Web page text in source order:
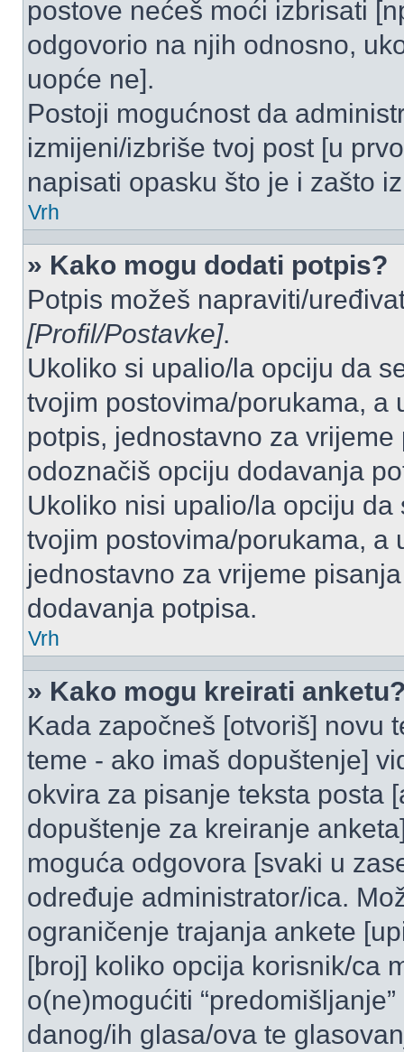
postove nećeš moći izbrisati
odgovorio na njih odnosno,
uopće ne].
Postoji mogućnost da
izmijeni/izbriše tvoj post [u
napisati opasku što je i zašto
Vrh
» Kako mogu dodati potpis?
Potpis možeš napraviti/
[Profil/Postavke].
Ukoliko si upalio/la opciju da
tvojim postovima/porukama, a
potpis, jednostavno za
odoznačiš opciju dodavanja
Ukoliko nisi upalio/la opciju
tvojim postovima/porukama, a
jednostavno za vrijeme
dodavanja potpisa.
Vrh
» Kako mogu kreirati
Kada započneš [otvoriš] novu
teme - ako imaš dopuštenje]
okvira za pisanje teksta posta
dopuštenje za kreiranje
moguća odgovora [svaki u
određuje administrator/ica.
ograničenje trajanja ankete
[broj] koliko opcija korisnik/ca
o(ne)mogućiti
danog/ih glasa/ova te